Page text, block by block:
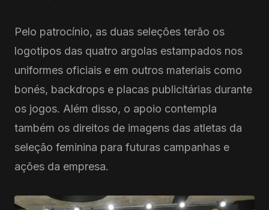
Pelo patrocínio, as duas seleções terão os
logotipos das quatro argolas estampados nos
uniformes oficiais e em outros materiais como
bonés, backdrops e placas publicitárias durante
os jogos. Além disso, o apoio contempla
também os direitos de imagens das atletas da
seleção feminina para futuras campanhas e
ações da empresa.